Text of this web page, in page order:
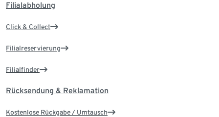
Filialabholung
Click & Collect
Filialreservierung
Filialfinder
Rücksendung & Reklamation
Kostenlose Rückgabe / Umtausch